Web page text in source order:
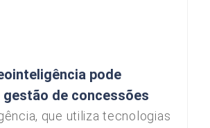
pode
de concessões
que utiliza tecnologias